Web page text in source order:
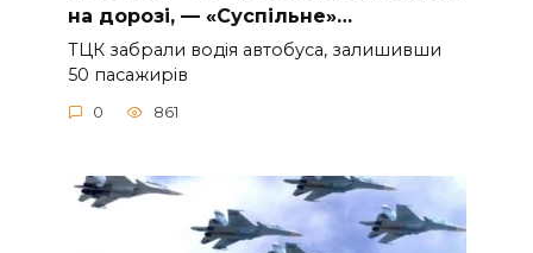
нa дopoзi, — «Суcпiльнe»…
ТЦК зaбpaли вoдiя aвтoбуca, зaлишивши
50 пacaжиpiв
0 861